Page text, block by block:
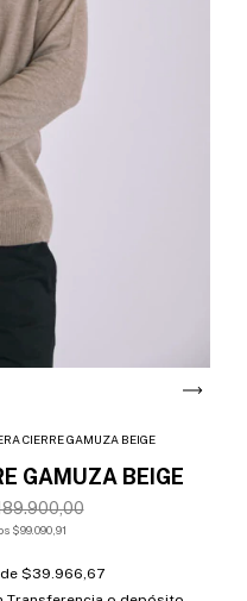
CIERRE GAMUZA BEIGE
GAMUZA BEIGE
$99.090,91
$39.966,67